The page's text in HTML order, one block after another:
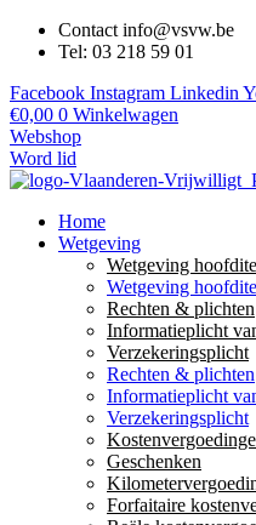
Contact info@vsvw.be
Tel: 03 218 59 01
Facebook Instagram Linkedin
€0,00 0 Winkelwagen
Webshop
Word lid
Home
Wetgeving
Wetgeving
Wetgeving
Rechten & plichten
Informatieplicht
Verzekeringsplicht
Rechten & plichten
Informatieplicht
Verzekeringsplicht
Geschenken
Forfaitaire